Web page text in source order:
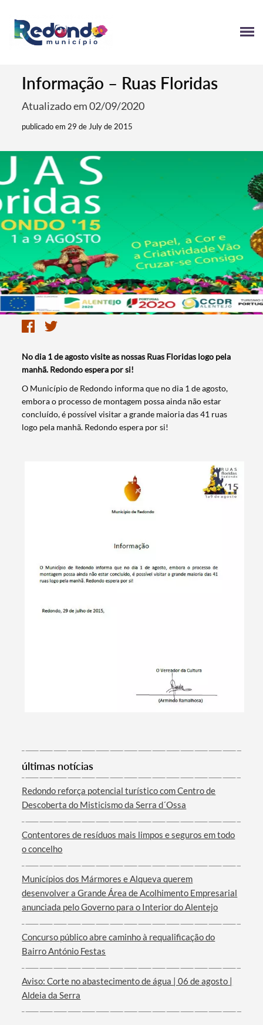
Categorias gerais
Informação – Ruas Floridas
Atualizado em 02/09/2020
publicado em 29 de July de 2015
No dia 1 de agosto visite as nossas Ruas Floridas logo pela
manhã. Redondo espera por si!
​O Município de Redondo informa que no dia 1 de agosto,
embora o processo de montagem possa ainda não estar
concluído, é possível visitar a grande maioria das 41 ruas
logo pela manhã. Redondo espera por si!
últimas notícias
Redondo reforça potencial turístico com Centro de
Descoberta do Misticismo da Serra d´Ossa
Contentores de resíduos mais limpos e seguros em todo
o concelho
Municípios dos Mármores e Alqueva querem
desenvolver a Grande Área de Acolhimento Empresarial
anunciada pelo Governo para o Interior do Alentejo
Concurso público abre caminho à requalificação do
Bairro António Festas
Aviso: Corte no abastecimento de água | 06 de agosto |
Aldeia da Serra